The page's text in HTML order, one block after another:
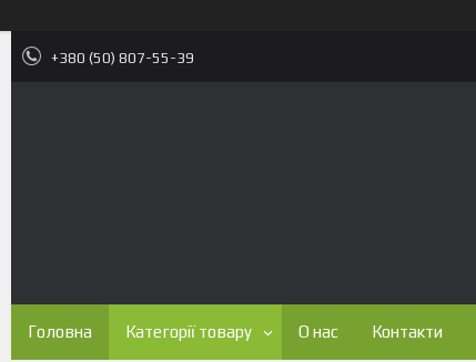
+380 (50) 807-55-39
Головна Категорії товару О нас Контакти